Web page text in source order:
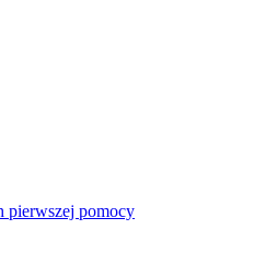
pierwszej pomocy